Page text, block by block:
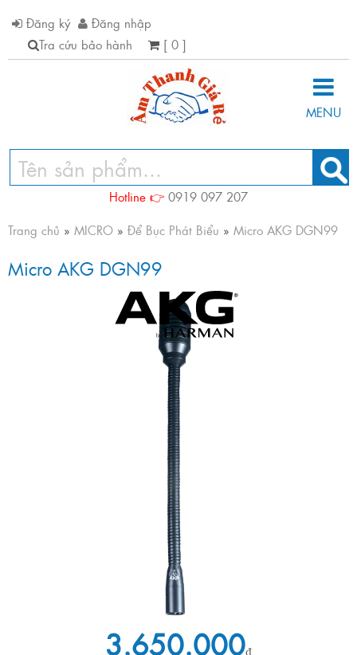
Đăng ký
Đăng nhập
Tra cứu bảo hành
[ 0 ]
MENU
Hotline 👉 0919 097 207
Trang chủ » MICRO » Để Bục Phát Biểu » Micro AKG DGN99
Micro AKG DGN99
3.650.000₫